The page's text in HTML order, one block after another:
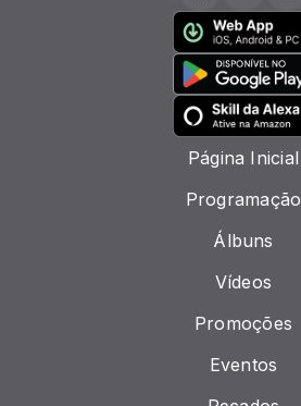
Página Inicial
Programação
Álbuns
Vídeos
Promoções
Eventos